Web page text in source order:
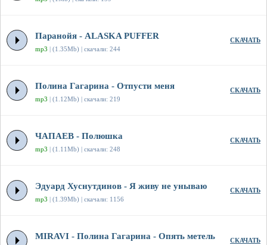
Паранойя - ALASKA PUFFER
mp3 | (1.35Mb) | скачали: 244
СКАЧАТЬ
Полина Гагарина - Отпусти меня
mp3 | (1.12Mb) | скачали: 219
СКАЧАТЬ
ЧАПАЕВ - Полюшка
mp3 | (1.11Mb) | скачали: 248
СКАЧАТЬ
Эдуард Хуснутдинов - Я живу не унываю
mp3 | (1.39Mb) | скачали: 1156
СКАЧАТЬ
MIRAVI - Полина Гагарина - Опять метель СКАЧАТЬ